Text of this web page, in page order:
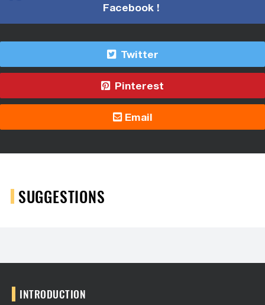
Facebook !
Twitter
Pinterest
Email
SUGGESTIONS
INTRODUCTION